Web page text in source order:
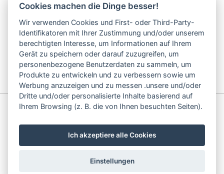
F. 0039 0 499229407
Facebook
Instagram
X Pinterest
YouTube
© C.S. S.r.l. p.iva: 03740490283 cod. fiscale: 03740490283
Cookies machen die Dinge besser!
Wir verwenden Cookies und First- oder Third-Party-
Identifikatoren mit Ihrer Zustimmung und/oder unserem
berechtigten Interesse, um Informationen auf Ihrem
Gerät zu speichern oder darauf zuzugreifen, um
personenbezogene Benutzerdaten zu sammeln, um
Produkte zu entwickeln und zu verbessern sowie um
Werbung anzuzeigen und zu messen .unsere und/oder
Dritte und/oder personalisierte Inhalte basierend auf
Ihrem Browsing (z. B. die von Ihnen besuchten Seiten).
Ich akzeptiere alle Cookies
Einstellungen